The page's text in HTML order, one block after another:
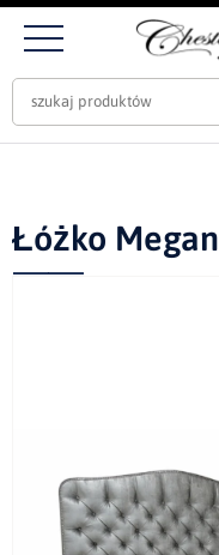
Łóżko Megan